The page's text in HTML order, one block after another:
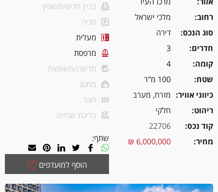
רחוב
מלכי ישראל
סוג הנכס
דירה
חדרים
3
קומה
4
שטח
100 מ"ר
כיווני אוויר
מזרח, מערב
ריהוט
חלקי
קוד נכס
22706
מחיר
6,000,000 ₪
בניין חדש/משופץ
חניה
מעלית
מרפסת
חדשה/משופצת
מחסן
חצר
בריכת שחייה
שתף:
הוסף למועדפים